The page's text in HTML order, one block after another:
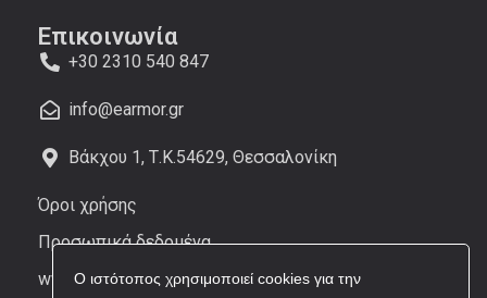
Ο ιστότοπος χρησιμοποιεί cookies για την
Επικοινωνία
+30 2310 540 847
info@earmor.gr
Βάκχου 1, Τ.Κ.54629, Θεσσαλονίκη
Όροι χρήσης
Προσωπικά δεδομένα
www.earmor.com